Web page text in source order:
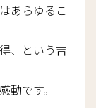
あらゆるこ
、という吉
動です。